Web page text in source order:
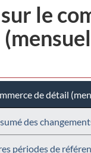
le
de détail
des
périodes de